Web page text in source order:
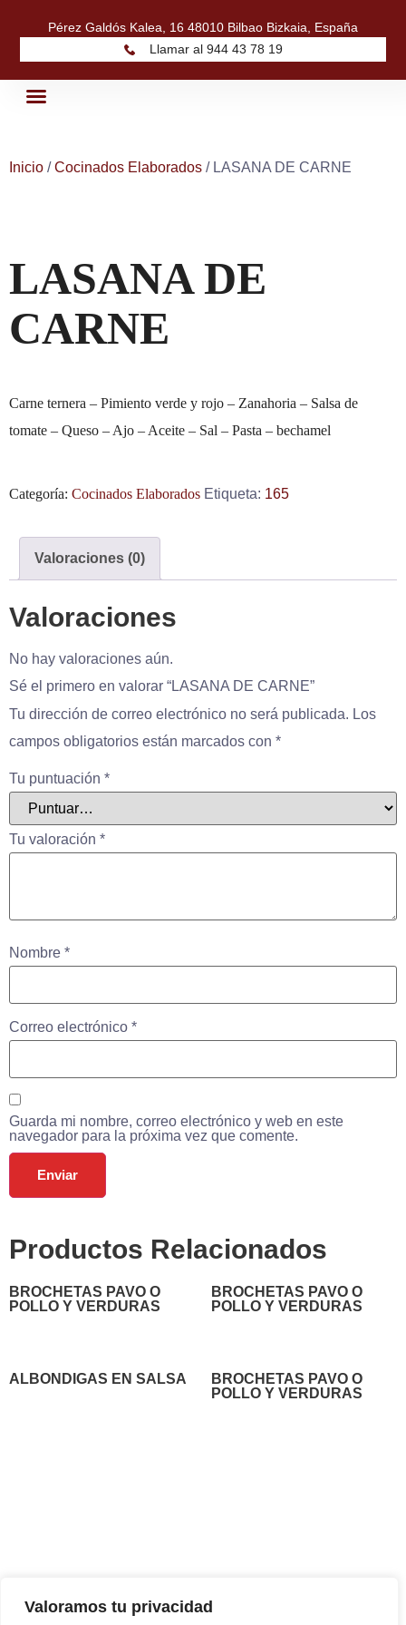
Valoramos tu privacidad
Pérez Galdós Kalea, 16 48010 Bilbao Bizkaia, España
Llamar al 944 43 78 19
Inicio /Cocinados Elaborados / LASANA DE CARNE
LASANA DE
CARNE
Carne ternera – Pimiento verde y rojo – Zanahoria – Salsa de
tomate – Queso – Ajo – Aceite – Sal – Pasta – bechamel
Categoría: Cocinados Elaborados Etiqueta: 165
Valoraciones (0)
Valoraciones
No hay valoraciones aún.
Sé el primero en valorar “LASANA DE CARNE”
Tu dirección de correo electrónico no será publicada. Los
campos obligatorios están marcados con *
Tu puntuación *
Tu valoración *
Nombre *
Correo electrónico *
Guarda mi nombre, correo electrónico y web en este
navegador para la próxima vez que comente.
Productos Relacionados
BROCHETAS PAVO O
POLLO Y VERDURAS
BROCHETAS PAVO O
POLLO Y VERDURAS
ALBONDIGAS EN SALSA
BROCHETAS PAVO O
POLLO Y VERDURAS
Teléfono:+34 944 43 78 19